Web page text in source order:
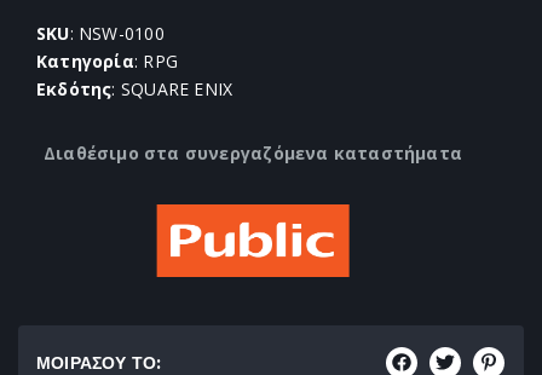
SKU: NSW-0100
Κατηγορία: RPG
Εκδότης: SQUARE ENIX
Διαθέσιμο στα συνεργαζόμενα καταστήματα
ΜΟΙΡΑΣΟΥ ΤΟ: